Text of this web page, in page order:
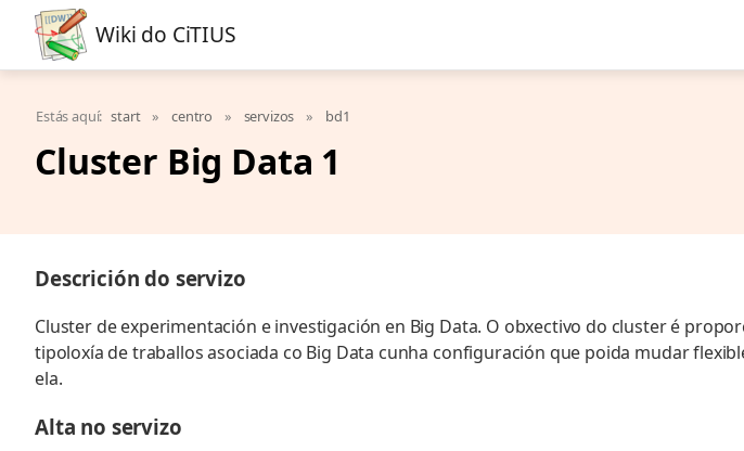
Wiki do CiTIUS
Estás aquí: start » centro » servizos » bd1
Cluster Big Data 1
Descrición do servizo
Cluster de experimentación e investigación en Big Data. O obxectivo do cluster é
tipoloxía de traballos asociada co Big Data cunha configuración que poida mudar
ela.
Alta no servizo